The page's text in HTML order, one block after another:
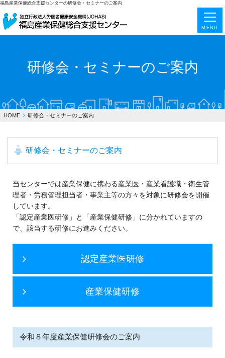
福島産業保健総合支援センターの研修会・セミナーのご案内
MENU
研修会・セミナーのご案内
HOME 研修会・セミナーのご案内
研修会・セミナーのご案内
当センターでは産業保健に携わる産業医・産業看護職・衛生管
理者・労務管理担当者・事業主等の方々を対象に研修会を開催
しています。
「認定産業医研修」と「産業保健研修」に分かれていますの
で、該当する研修にお進みください。
認定産業医研修
産業保健研修
令和８年度産業保健研修会のご案内